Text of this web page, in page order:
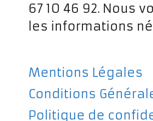
67 10 46 92. Nous
les informations
Mentions Légales
Conditions
Politique de